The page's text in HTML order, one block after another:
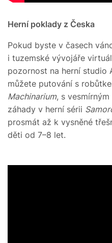
Herní poklady z Česka
Pokud byste v časech
i tuzemské vývojáře
pozornost na herní studio
můžete putování s
Machinarium, s
záhady v herní sérii
prosmát až k vysněné
děti od 7–8 let.